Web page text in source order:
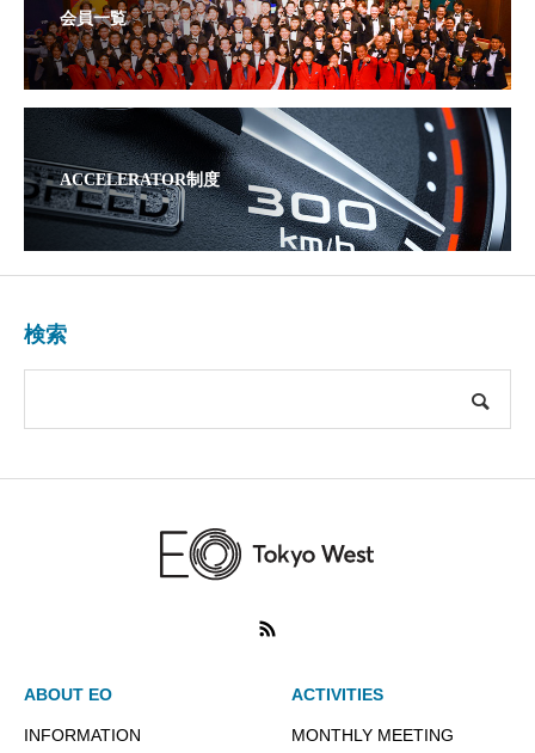
会員一覧
ACCELERATOR制度
検索
ABOUT EO
INFORMATION
ACTIVITIES
MONTHLY MEETING